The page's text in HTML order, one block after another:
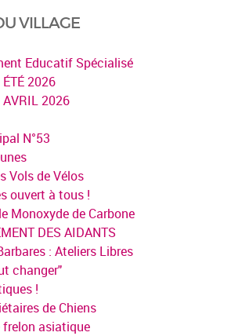
VILLAGE
Educatif Spécialisé
2026
AVRIL 2026
N°53
Vols de Vélos
ouvert à tous !
Monoxyde de Carbone
DES AIDANTS
: Ateliers Libres
changer"
!
de Chiens
asiatique